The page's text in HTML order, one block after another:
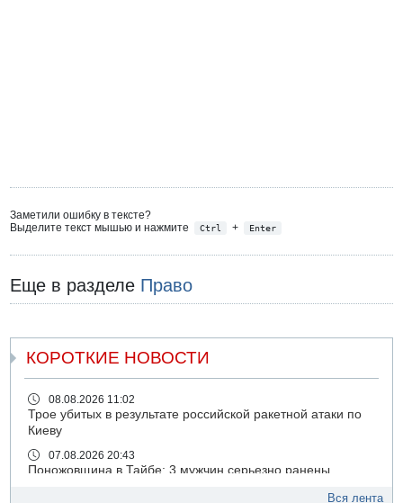
Заметили ошибку в тексте?
Выделите текст мышью и нажмите
Ctrl + Enter
Еще в разделе Право
КОРОТКИЕ НОВОСТИ
08.08.2026 11:02
Трое убитых в результате российской ракетной атаки по
Киеву
07.08.2026 20:43
Поножовщина в Тайбе: 3 мужчин серьезно ранены
Вся лента